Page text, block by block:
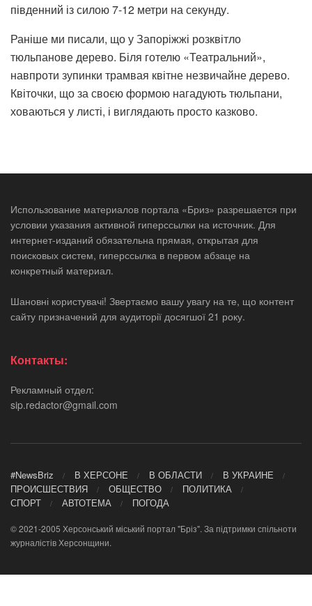
південний із силою 7-12 метри на секунду.
Раніше ми писали, що у Запоріжжі розквітло
тюльпанове дерево. Біля готелю «Театральний»,
навпроти зупинки трамвая квітне незвичайне дерево.
Квіточки, що за своєю формою нагадують тюльпани,
ховаються у листі, і виглядають просто казково.
Использование материалов портала «Бриз» разрешается при
условии указания активной гиперссылки на источник. Для
интернет-изданий обязательна прямая, открытая для
поисковых систем, гиперссылка в первом абзаце на
конкретный материал.
Шановні користувачі! Звертаємо вашу увагу на те, що контент
сайту призначений для аудиторії досягшої 21 року.
Контакты:
Рекламный отдел:
sip.redactor@gmail.com
#NewsBriz В ХЕРСОНЕ В ОБЛАСТИ
В УКРАИНЕ
ПРОИСШЕСТВИЯ
ОБЩЕСТВО
ПОЛИТИКА
СПОРТ
АВТОТЕМА ПОГОДА
© 2021-2005 Херсонський міський портал "Бріз". За підтримки спільноти
журналістів Херсонщини.